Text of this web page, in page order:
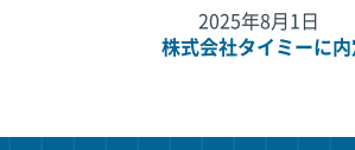
2025年8月1日
株式会社タイミーに